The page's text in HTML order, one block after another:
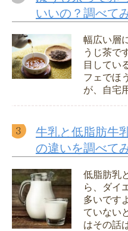
いいの？調べて
幅広い層
うじ茶で
目してい
フェでほ
が、自宅
牛乳と低脂肪牛
の違いを調べて
低脂肪乳
ら、ダイ
多いです
ていない
はその話